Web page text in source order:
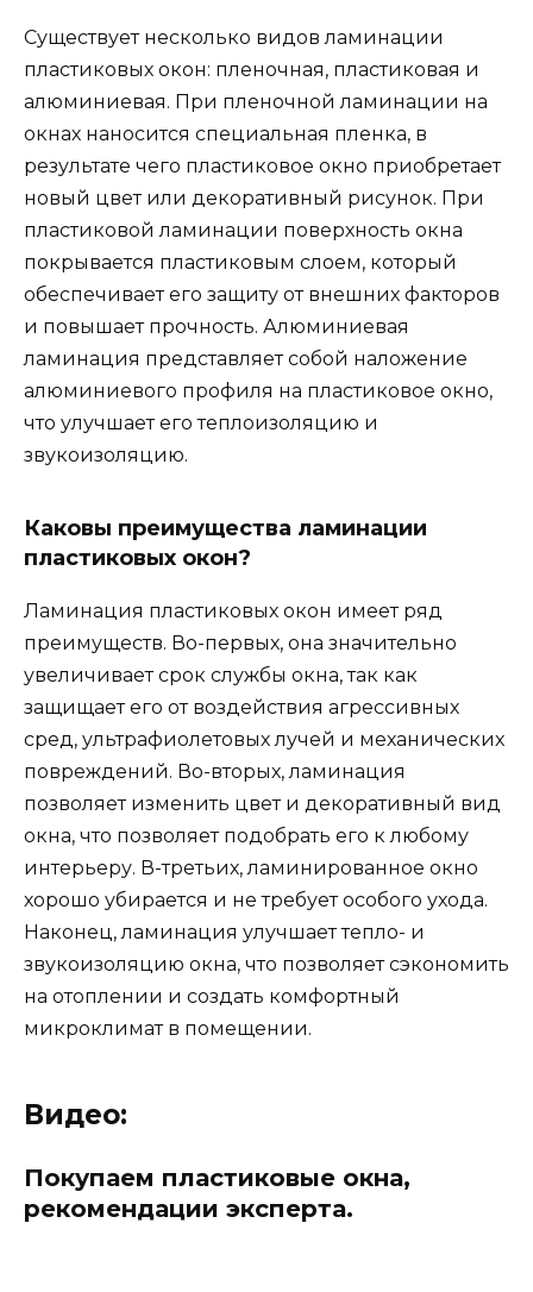
Существует несколько видов ламинации
пластиковых окон: пленочная, пластиковая и
алюминиевая. При пленочной ламинации на
окнах наносится специальная пленка, в
результате чего пластиковое окно приобретает
новый цвет или декоративный рисунок. При
пластиковой ламинации поверхность окна
покрывается пластиковым слоем, который
обеспечивает его защиту от внешних факторов
и повышает прочность. Алюминиевая
ламинация представляет собой наложение
алюминиевого профиля на пластиковое окно,
что улучшает его теплоизоляцию и
звукоизоляцию.
Каковы преимущества ламинации
пластиковых окон?
Ламинация пластиковых окон имеет ряд
преимуществ. Во-первых, она значительно
увеличивает срок службы окна, так как
защищает его от воздействия агрессивных
сред, ультрафиолетовых лучей и механических
повреждений. Во-вторых, ламинация
позволяет изменить цвет и декоративный вид
окна, что позволяет подобрать его к любому
интерьеру. В-третьих, ламинированное окно
хорошо убирается и не требует особого ухода.
Наконец, ламинация улучшает тепло- и
звукоизоляцию окна, что позволяет сэкономить
на отоплении и создать комфортный
микроклимат в помещении.
Видео:
Покупаем пластиковые окна,
рекомендации эксперта.